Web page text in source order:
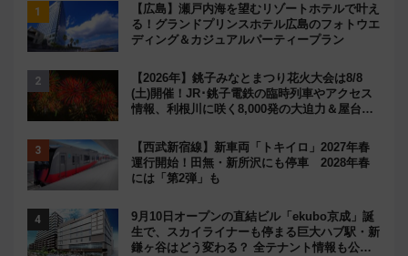
【広島】瀬戸内海を望むリゾートホテルで叶え
る！グランドプリンスホテル広島のフォトウエ
ディング＆カジュアルパーティープラン
【2026年】銚子みなとまつり花火大会は8/8
(土)開催！JR･銚子電鉄の臨時列車やアクセス
情報、利根川に咲く8,000発の大迫力＆屋台を
【西武新宿線】新車両「トキイロ」2027年春
運行開始！田無・新所沢にも停車 2028年春
には「第2弾」も
9月10日オープンの直結ビル「ekubo京成」誕
生で、スカイライナーも停まる巨大ハブ駅・新
鎌ヶ谷はどう変わる？ 全テナント情報も公